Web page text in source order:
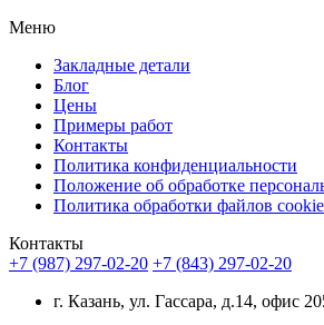
Меню
Закладные детали
Блог
Цены
Примеры работ
Контакты
Политика конфиденциальности
Положение об обработке
Политика обработки файлов cookie
Контакты
+7 (987) 297-02-20 +7 (843) 297-02-20
г. Казань, ул. Гассара, д.14, офис